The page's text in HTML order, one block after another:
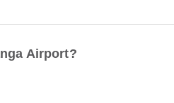
Airport?